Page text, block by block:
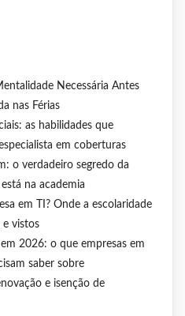
Necessária Antes
nas Férias
as habilidades que
em coberturas
o verdadeiro segredo da
na academia
em TI? Onde a escolaridade
e vistos
2026: o que empresas em
saber sobre
e isenção de